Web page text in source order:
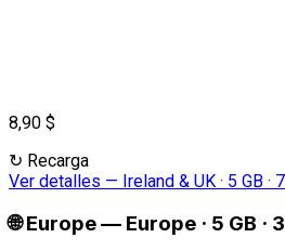
8,90 $
↻ Recarga
Ver detalles — Ireland & UK · 5 GB ·
🌐 Europe— Europe · 5 GB ·